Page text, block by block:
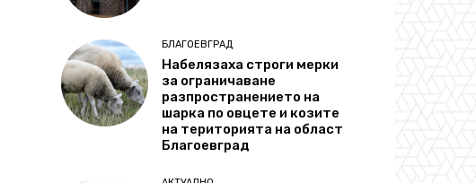
БЛАГОЕВГРАД
Набелязаха строги мерки
за ограничаване
разпространението на
шарка по овцете и козите
на територията на област
Благоевград